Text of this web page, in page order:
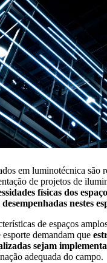
em luminotécnica são
de projetos de
físicas dos
nestes
de espaços
esporte demandam que
sejam
adequada do campo.